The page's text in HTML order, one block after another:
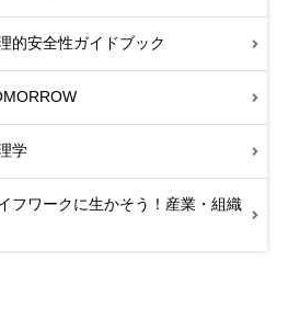
的安全性ガイドブック
学
フワークに生かそう！産業・組織